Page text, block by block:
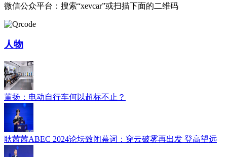
微信公众平台：搜索“xevcar”或扫描下面的二维码
人物
董扬：电动自行车何以超标不止？
耿茜茜ABEC 2024论坛致闭幕词：穿云破雾再出发 登高望远